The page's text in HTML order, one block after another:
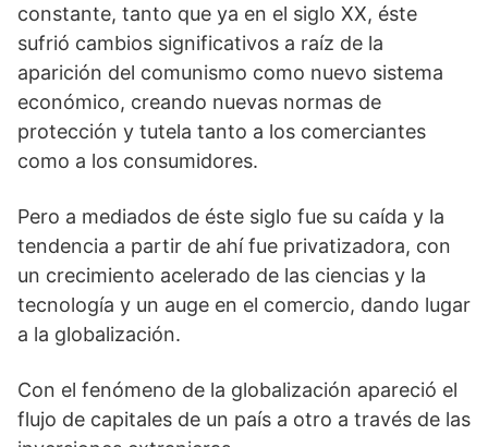
constante, tanto que ya en el siglo XX, éste
sufrió cambios significativos a raíz de la
aparición del comunismo como nuevo sistema
económico, creando nuevas normas de
protección y tutela tanto a los comerciantes
como a los consumidores.
Pero a mediados de éste siglo fue su caída y la
tendencia a partir de ahí fue privatizadora, con
un crecimiento acelerado de las ciencias y la
tecnología y un auge en el comercio, dando lugar
a la globalización.
Con el fenómeno de la globalización apareció el
flujo de capitales de un país a otro a través de las